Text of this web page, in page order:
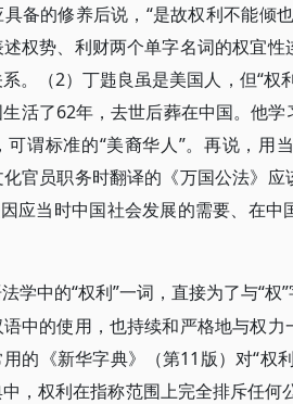
备的修养后说，“是故权利不能
权势、利财两个单字名词的权宜
。（2）丁韪良虽是美国人，但“权
活了62年，去世后葬在中国。他
谓标准的“美裔华人”。再说，用
官员职务时翻译的《万国公法》
应当时中国社会发展的需要、在
学中的“权利”一词，直接为了与“
中的使用，也持续和严格地与权
的《新华字典》（第11版）对“权
，权利在指称范围上完全排斥任